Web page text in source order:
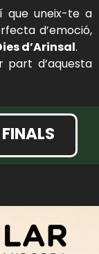
que uneix-te a
d’emoció,
d’Arinsal.
part d’aquesta